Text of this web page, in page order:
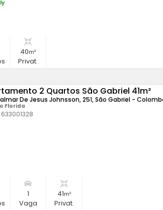
40m²
Privat.
2 Quartos São Gabriel 41m²
De Jesus Johnsson, 251, São Gabriel -
Florida
633001328
1
Vaga
41m²
Privat.